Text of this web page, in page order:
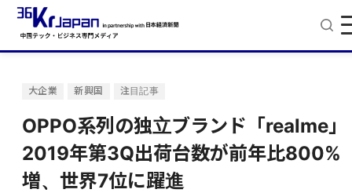
大企業 新興国 注目記事
OPPO系列の独立ブランド「realme」
2019年第3Q出荷台数が前年比800%
増、世界7位に躍進